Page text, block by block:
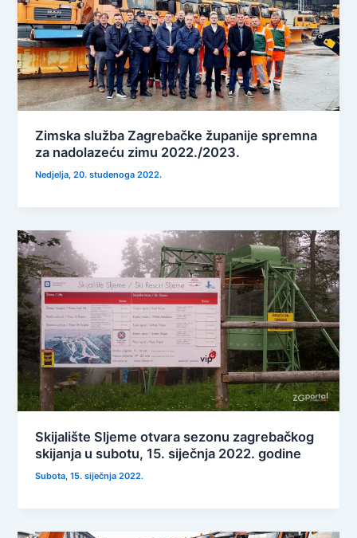
Zimska služba Zagrebačke županije spremna
za nadolazeću zimu 2022./2023.
Nedjelja, 20. studenoga 2022.
Skijalište Sljeme otvara sezonu zagrebačkog
skijanja u subotu, 15. siječnja 2022. godine
Subota, 15. siječnja 2022.